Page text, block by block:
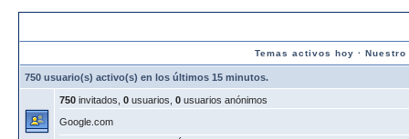
Temas activos hoy · Nuestro
750 usuario(s) activo(s) en los últimos 15 minutos.
750 invitados, 0 usuarios, 0 usuarios anónimos
Google.com